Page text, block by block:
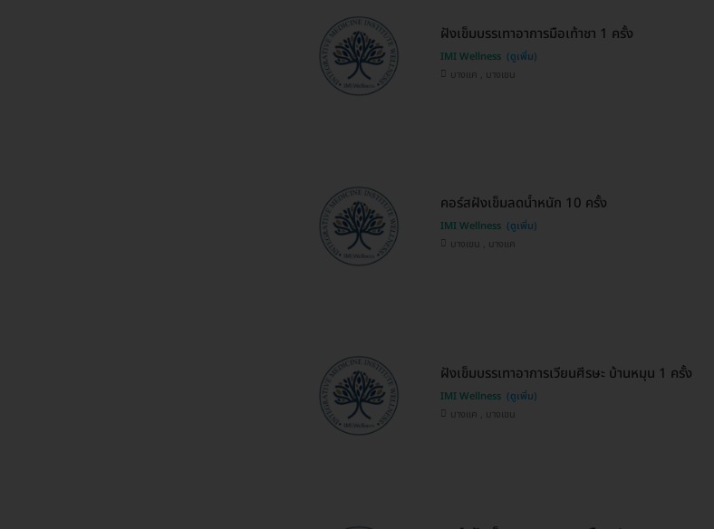
ฝังเข็มบรรเทาอาการมือเท้าชา 1 ครั้ง
IMI Wellness
บางแค , บางเขน
คอร์สฝังเข็มลดน้ำหนัก 10 ครั้ง
IMI Wellness
บางเขน , บางแค
ฝังเข็มบรรเทาอาการเวียนศีรษะ บ้านหมุน 1 ครั้ง
IMI Wellness
บางแค , บางเขน